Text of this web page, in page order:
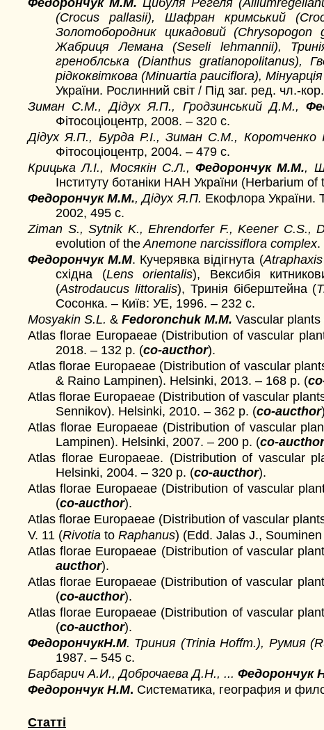
(Crocus pallasii), Шафран кримський
Золотобородник цикадовий
Жабриця Лемана (Seseli lehmannii),
греноблська (Dianthus gratianopolitanus),
рідкоквіткова (Minuartia pauciflora),
України. Рослинний світ / Під заг. ред. чл.-
Зиман С.М., Дідух Я.П., Гродзинський Д.М.,
Фітосоціоцентр, 2008. – 320 с.
Дідух Я.П., Бурда Р.І., Зиман С.М., Коротченко
Фітосоціоцентр, 2004. – 479 с.
Крицька Л.І., Мосякін С.Л.,Федорончук М.М.,
Інституту ботаніки НАН України (Herbarium
Федорончук М.М., Дідух Я.П. Екофлора України.
2002, 495 с.
Ziman S., Sytnik K., Ehrendorfer F., Keener C.S.,
evolution of the Anemone narcissiflora complex.
Федорончук М.М. Кучерявка відігнута (
східна (Lens orientalis), Вексибія
(Astrodaucus littoralis), Тринія біберштейна (
Сосонка. – Київ: УЕ, 1996. – 232 с.
Mosyakin S.L. & Fedoronchuk M.M. Vascular
Atlas florae Europaeae (Distribution of vascular
2018. – 132 p. (со-aucthor).
Atlas florae Europaeae (Distribution of vascular
& Raino Lampinen). Helsinki, 2013. – 168 p. (
Atlas florae Europaeae (Distribution of vascular
Sennikov). Helsinki, 2010. – 362 p. (со-aucthor
Atlas florae Europaeae (Distribution of vascular
Lampinen). Helsinki, 2007. – 200 p. (со-aucthor
Atlas florae Europaeae. (Distribution of vascular
Helsinki, 2004. – 320 p. (со-aucthor).
Atlas florae Europaeae (Distribution of vascular
(со-aucthor).
Atlas florae Europaeae (Distribution of vascular
V. 11 (Rivotia to Raphanus) (Edd. Jalas J.,
Atlas florae Europaeae (Distribution of vascular
aucthor).
Atlas florae Europaeae (Distribution of vascular
(со-aucthor).
Atlas florae Europaeae (Distribution of vascular
(со-aucthor).
ФедорончукН.М. Триния (Trinia Hoffm.), Румия
1987. – 545 с.
Барбарич А.И., Доброчаева Д.Н., ... Федорончук
Федорончук Н.М. Систематика, география и
Статті